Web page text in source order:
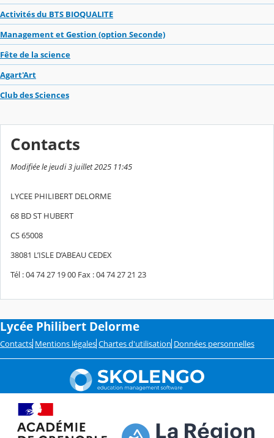
Activités du BTS BIOQUALITE
Management et Gestion (option Seconde)
Fête de la science
Agart'Art
Club des Sciences
Contacts
Modifiée le jeudi 3 juillet 2025 11:45
LYCEE PHILIBERT DELORME
68 BD ST HUBERT
CS 65008
38081 L’ISLE D’ABEAU CEDEX
Tél : 04 74 27 19 00 Fax : 04 74 27 21 23
Lycée Philibert Delorme
Contacts Mentions légales Chartes d'utilisation Données personnelles